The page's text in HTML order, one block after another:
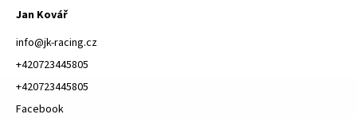
Jan Kovář
info@jk-racing.cz
+420723445805
+420723445805
Facebook